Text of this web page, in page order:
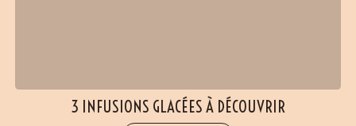
3 INFUSIONS GLACÉES À DÉCOUVRIR